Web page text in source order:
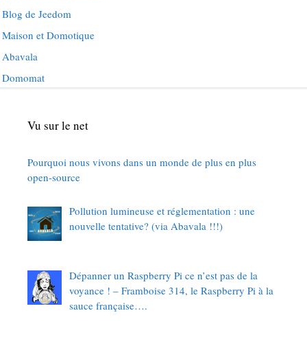
Blog de Jeedom
Maison et Domotique
Abavala
Domomat
Vu sur le net
Pourquoi nous vivons dans un monde de plus en plus
open-source
Pollution lumineuse et réglementation : une
nouvelle tentative? (via Abavala !!!)
Dépanner un Raspberry Pi ce n’est pas de la
voyance ! – Framboise 314, le Raspberry Pi à la
sauce française….